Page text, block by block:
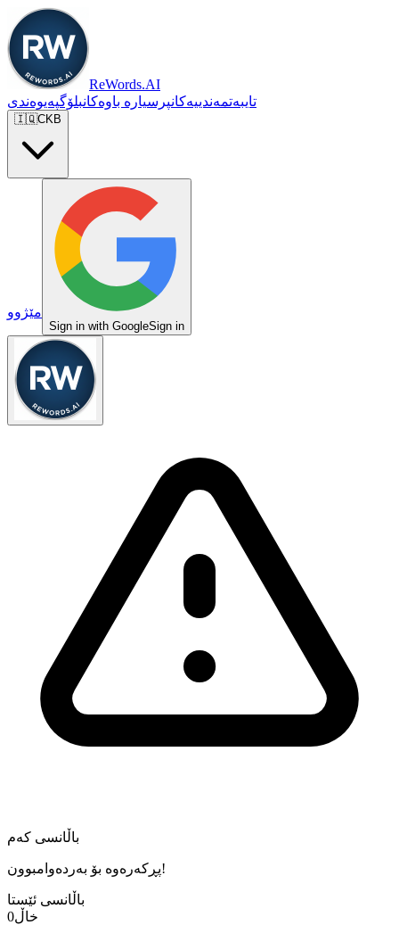
ReWords.AI
تایبەتمەندییەکانپرسیارە باوەکانبلۆگپەیوەندی
🇮🇶CKB
مێژوو
Sign in with GoogleSign in
باڵانسی کەم
پڕکەرەوە بۆ بەردەوامبوون!
باڵانسی ئێستا
0خاڵ